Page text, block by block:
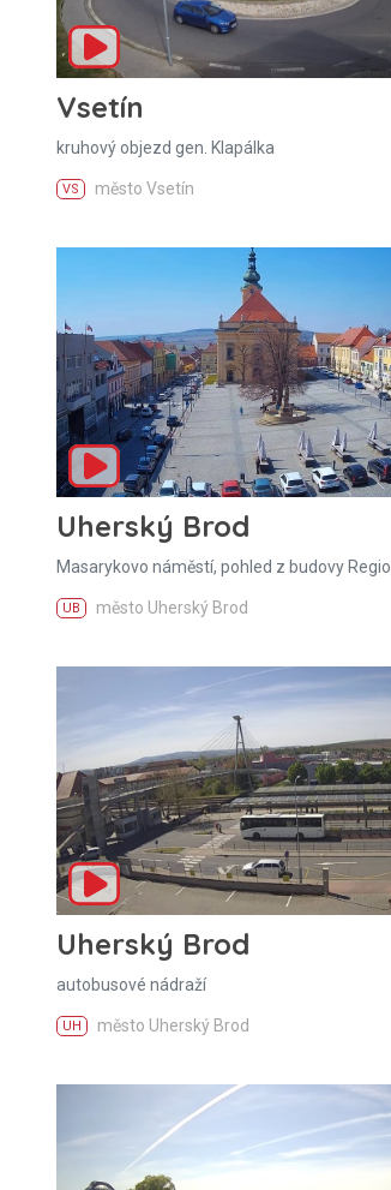
Vsetín
kruhový objezd gen. Klapálka
VS město Vsetín
Uherský Brod
Masarykovo náměstí, pohled z budovy Regio
UB město Uherský Brod
Uherský Brod
autobusové nádraží
UH město Uherský Brod